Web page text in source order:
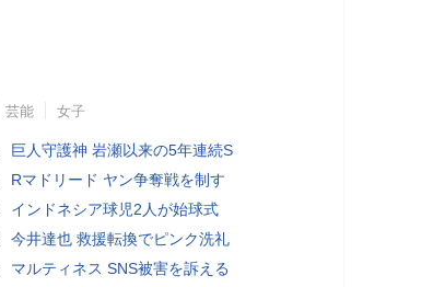
芸能 女子
巨人守護神 岩瀬以来の5年連続S
Rマドリード ヤン争奪戦を制す
インドネシア球児2人が始球式
今井達也 救援転換でピンク洗礼
マルティネス SNS被害を訴える